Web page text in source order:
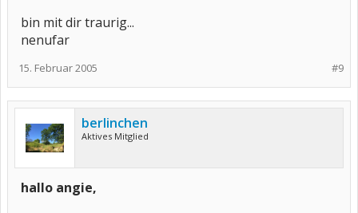
bin mit dir traurig...
nenufar
#9
15. Februar 2005
berlinchen
Aktives Mitglied
hallo angie,